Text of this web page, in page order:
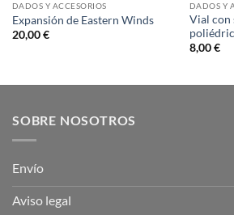
DADOS Y ACCESORIOS
Expansión de Eastern Winds
20,00€
DADOS Y
Vial con
8,00€
SOBRE NOSOTROS
Envío
Aviso legal